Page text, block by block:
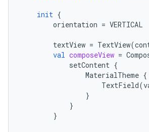
init {
orientation = VERTICAL
textView = TextView(
val composeView =
setContent {
MaterialTheme {
TextField(
}
}
}